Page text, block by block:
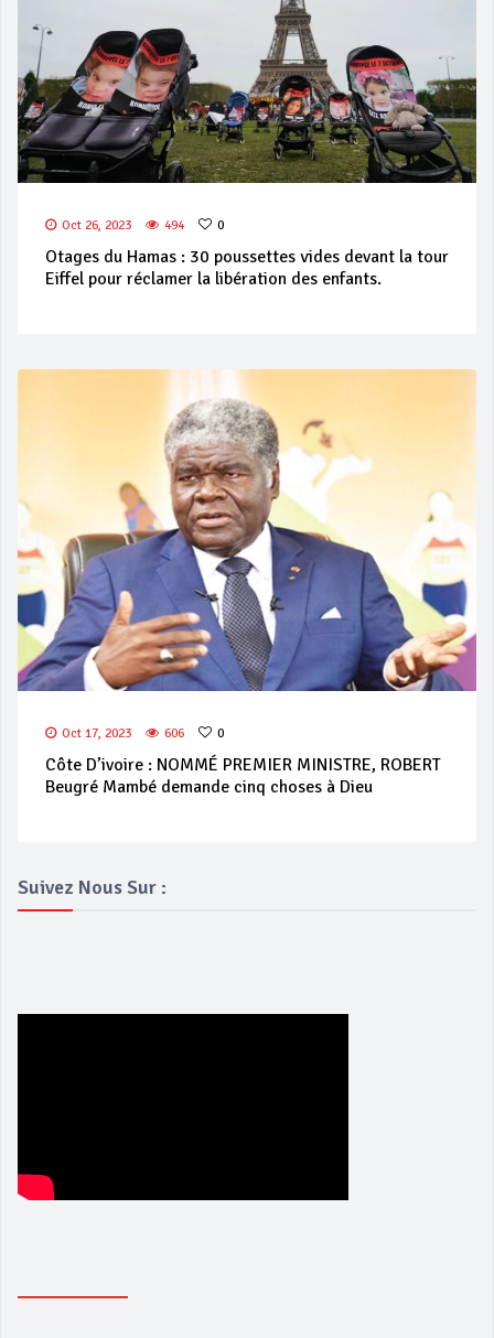
Oct 26, 2023 494 0
Otages du Hamas : 30 poussettes vides devant la tour
Eiffel pour réclamer la libération des enfants.
Oct 17, 2023 606 0
Côte D’ivoire : NOMMÉ PREMIER MINISTRE, ROBERT
Beugré Mambé demande cinq choses à Dieu
Suivez Nous Sur :